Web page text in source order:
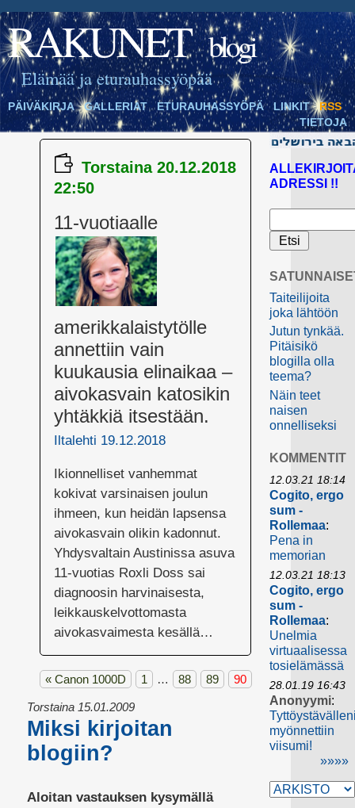
RAKUNET blogi
Elämää ja eturauhassyöpää
PÄIVÄKIRJA GALLERIAT ETURAUHASSYÖPÄ LINKIT
RSS
TIETOJA
Torstaina 20.12.2018
22:50
11-vuotiaalle
amerikkalaistytölle
annettiin vain
kuukausia elinaikaa –
aivokasvain katosikin
yhtäkkiä itsestään.
Iltalehti 19.12.2018
Ikionnelliset vanhemmat
kokivat varsinaisen joulun
ihmeen, kun heidän lapsensa
aivokasvain olikin kadonnut.
Yhdysvaltain Austinissa asuva
11-vuotias Roxli Doss sai
diagnoosin harvinaisesta,
leikkauskelvottomasta
aivokasvaimesta kesällä…
« Canon 1000D 1 … 88 89 90
Torstaina 15.01.2009
Miksi kirjoitan
blogiin?
Aloitan vastauksen kysymällä
ADRESSI !!
Taiteilijoita
joka lähtöön
Jutun tynkää.
Pitäisikö
blogilla olla
teema?
Näin teet
naisen
onnelliseksi
KOMMENTIT
12.03.21 18:14
Cogito, ergo
sum -
Rollemaa:
Pena in
memorian
12.03.21 18:13
Cogito, ergo
sum -
Rollemaa:
Unelmia
virtuaalisessa
tosielämässä
28.01.19 16:43
Anonyymi:
myönnettiin
viisumi!
»»»»